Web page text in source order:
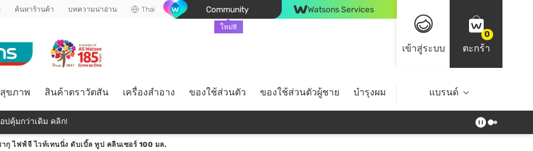
ค้นหาร้านค้า บทความน่าอ่าน Thai Community
ใหม่!!
Watsons Services
เข้าสู่ระบบ
0
ตะกร้า
ขภาพ สินค้าตราวัตสัน เครื่องสำอาง ของใช้ส่วนตัว ของใช้ส่วนตัวผู้ชาย บำรุงผม ไลฟ์สไตล์ Top Brands
แบรนด์
คุ้มกว่าเดิม คลิก!
กุ ไฟฟ์จี ไวท์เทนนิ่ง ดับเบิ้ล ทูป คลีนเซอร์ 100 มล.